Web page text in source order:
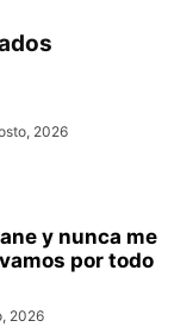
2026
y nunca me
por todo
2026